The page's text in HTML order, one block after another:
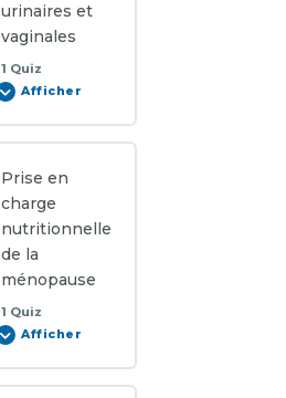
urinaires et
vaginales
1 Quiz
Afficher
Infections
et
vaginales
Prise en
charge
nutritionnelle
de la
ménopause
1 Quiz
Afficher
Prise
charge
nutritionnelle